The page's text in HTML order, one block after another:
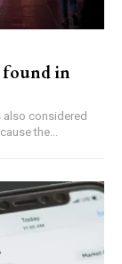
found in
also considered
the...